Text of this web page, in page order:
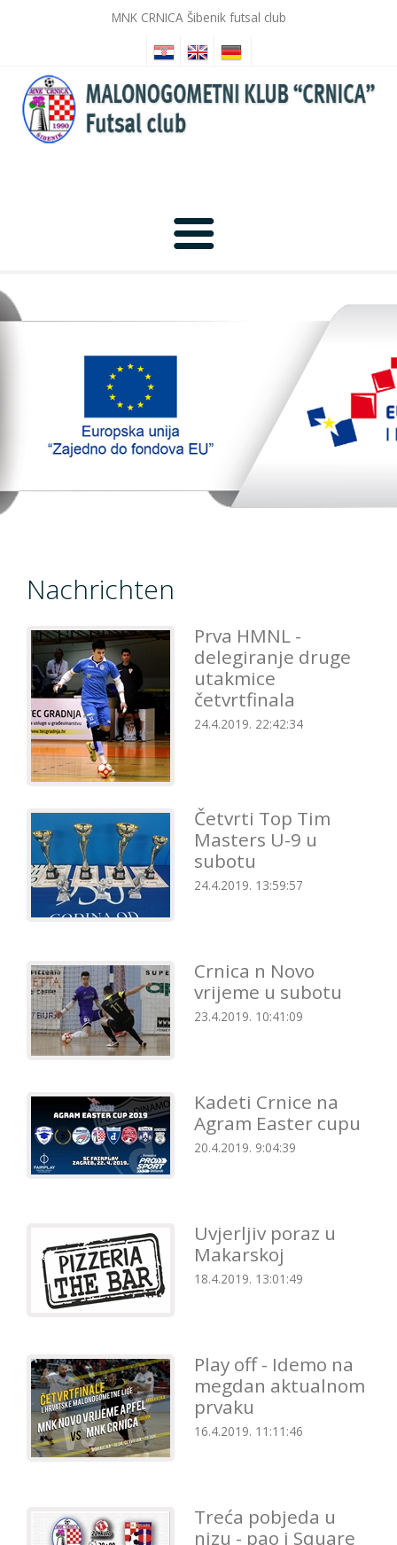
MNK CRNICA Šibenik futsal club
TopTim liga
Nachrichten
Prva HMNL -
delegiranje druge
utakmice
četvrtfinala
24.4.2019. 22:42:34
Četvrti Top Tim
Masters U-9 u
subotu
24.4.2019. 13:59:57
Crnica n Novo
vrijeme u subotu
23.4.2019. 10:41:09
Kadeti Crnice na
Agram Easter cupu
20.4.2019. 9:04:39
Uvjerljiv poraz u
Makarskoj
18.4.2019. 13:01:49
Play off - Idemo na
megdan aktualnom
prvaku
16.4.2019. 11:11:46
Treća pobjeda u
nizu - pao i Square